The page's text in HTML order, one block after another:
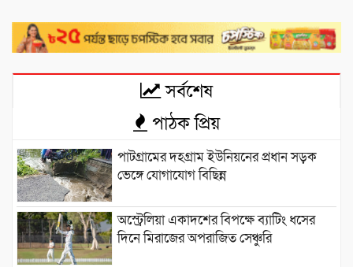
সর্বশেষ
পাঠক প্রিয়
পাটগ্রামের দহগ্রাম ইউনিয়নের প্রধান সড়ক
ভেঙ্গে যোগাযোগ বিছিন্ন
অস্ট্রেলিয়া একাদশের বিপক্ষে ব্যাটিং ধসের
দিনে মিরাজের অপরাজিত সেঞ্চুরি